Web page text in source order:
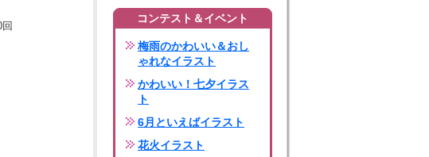
回
コンテスト＆イベント
梅雨のかわいい＆おし
ゃれなイラスト
かわいい！七夕イラス
ト
6月といえばイラスト
花火イラスト